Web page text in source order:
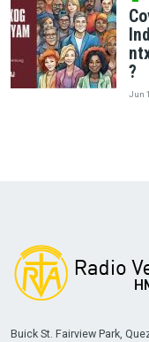
?
Jun
Buick St. Fairview Park,